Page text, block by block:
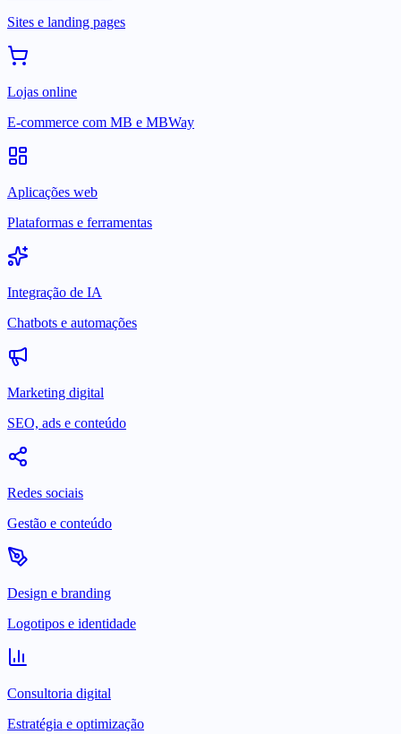
Sites e landing pages
Lojas online
E-commerce com MB e MBWay
Aplicações web
Plataformas e ferramentas
Integração de IA
Chatbots e automações
Marketing digital
SEO, ads e conteúdo
Redes sociais
Gestão e conteúdo
Design e branding
Logotipos e identidade
Consultoria digital
Estratégia e optimização